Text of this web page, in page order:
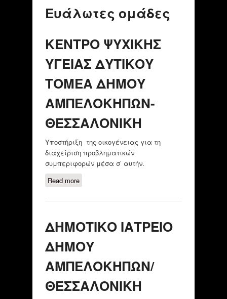
Ευάλωτες ομάδες
ΚΕΝΤΡΟ ΨΥΧΙΚΗΣ
ΥΓΕΙΑΣ ΔΥΤΙΚΟΥ
ΤΟΜΕΑ ΔΗΜΟΥ
ΑΜΠΕΛΟΚΗΠΩΝ-
ΘΕΣΣΑΛΟΝΙΚΗ
Υποστήριξη της οικογένειας για τη
διαχείριση προβληματικών
συμπεριφορών μέσα σ’ αυτήν.
Read moreabout ΚΕΝΤΡΟ ΨΥΧΙΚΗΣ ΥΓΕΙΑΣ
ΑΜΠΕΛΟΚΗΠΩΝ- ΘΕΣΣΑΛΟΝΙΚΗ
ΔΗΜΟΤΙΚΟ ΙΑΤΡΕΙΟ
ΔΗΜΟΥ
ΑΜΠΕΛΟΚΗΠΩΝ/
ΘΕΣΣΑΛΟΝΙΚΗ